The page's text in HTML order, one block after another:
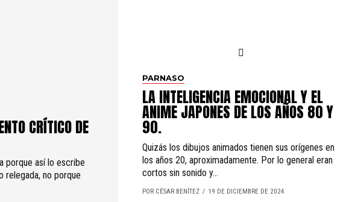
CRÍTICO DE
porque así lo escribe
relegada, no porque
PARNASO
LA INTELIGENCIA EMOCIONAL Y EL
ANIME JAPONES DE LOS AÑOS 80 Y
90.
Quizás los dibujos animados tienen sus orígenes en
los años 20, aproximadamente. Por lo general eran
cortos sin sonido y...
POR CÉSAR BENÍTEZ 19 DE DICIEMBRE DE 2024